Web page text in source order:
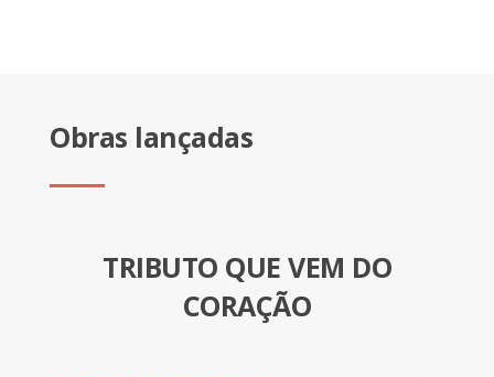
Obras lançadas
TRIBUTO QUE VEM DO
CORAÇÃO